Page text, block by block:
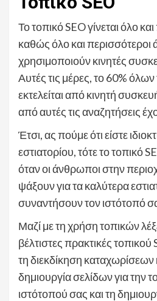
Το τοπικό SEO γίνεται όλο
καθώς όλο και περισσότεροι
χρησιμοποιούν κινητές
Αυτές τις μέρες, το 60%
εκτελείται από κινητή
από αυτές τις αναζητήσεις
Έτσι, ας πούμε ότι είστε
εστιατορίου, τότε το τοπικό
όταν οι άνθρωποι στην
ψάξουν για τα καλύτερα
συναντήσουν τον ιστότοπό
Μαζί με τη χρήση τοπικών
βέλτιστες πρακτικές
τη διεκδίκηση
δημιουργία σελίδων για την
ιστότοπού σας και τη